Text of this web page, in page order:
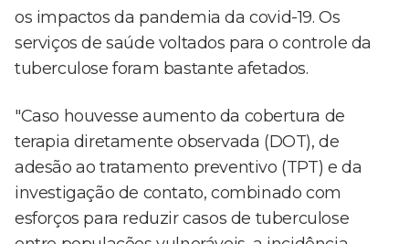
os impactos da pandemia da covid-19. Os
serviços de saúde voltados para o controle da
tuberculose foram bastante afetados.
"Caso houvesse aumento da cobertura de
terapia diretamente observada (DOT), de
adesão ao tratamento preventivo (TPT) e da
investigação de contato, combinado com
esforços para reduzir casos de tuberculose